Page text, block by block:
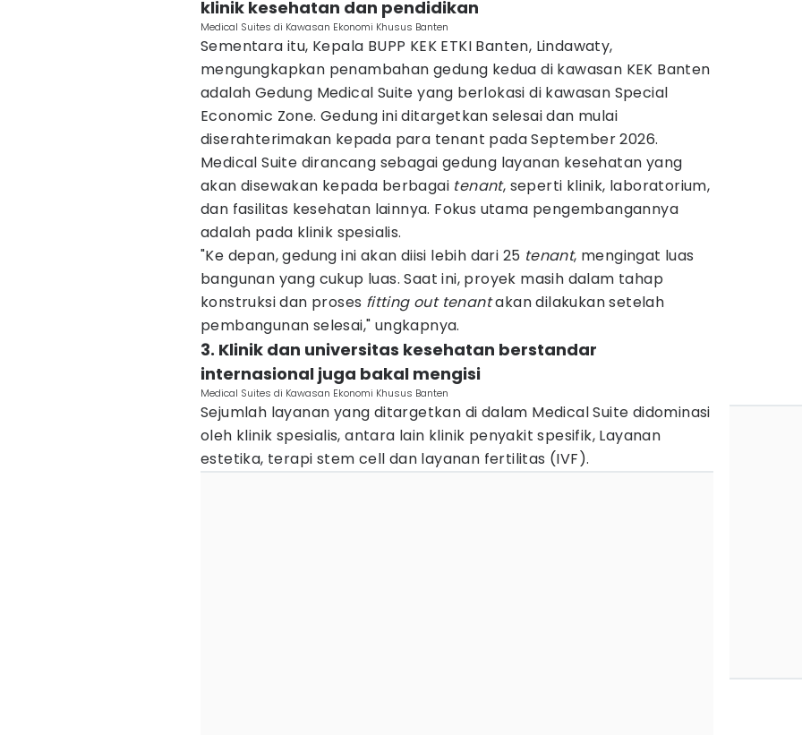
klinik kesehatan dan pendidikan
Medical Suites di Kawasan Ekonomi Khusus Banten
Sementara itu, Kepala BUPP KEK ETKI Banten, Lindawaty,
mengungkapkan penambahan gedung kedua di kawasan KEK Banten
adalah Gedung Medical Suite yang berlokasi di kawasan Special
Economic Zone. Gedung ini ditargetkan selesai dan mulai
diserahterimakan kepada para tenant pada September 2026.
Medical Suite dirancang sebagai gedung layanan kesehatan yang
akan disewakan kepada berbagai tenant, seperti klinik, laboratorium,
dan fasilitas kesehatan lainnya. Fokus utama pengembangannya
adalah pada klinik spesialis.
"Ke depan, gedung ini akan diisi lebih dari 25 tenant, mengingat luas
bangunan yang cukup luas. Saat ini, proyek masih dalam tahap
konstruksi dan proses fitting out tenantakan dilakukan setelah
pembangunan selesai," ungkapnya.
3. Klinik dan universitas kesehatan berstandar
internasional juga bakal mengisi
Medical Suites di Kawasan Ekonomi Khusus Banten
Sejumlah layanan yang ditargetkan di dalam Medical Suite didominasi
oleh klinik spesialis, antara lain klinik penyakit spesifik, Layanan
estetika, terapi stem cell dan layanan fertilitas (IVF).